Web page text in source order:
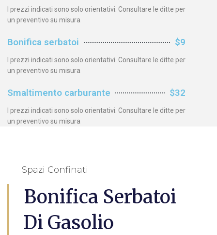
I prezzi indicati sono solo orientativi. Consultare le ditte per
un preventivo su misura
Bonifica serbatoi $9
I prezzi indicati sono solo orientativi. Consultare le ditte per
un preventivo su misura
Smaltimento carburante $32
I prezzi indicati sono solo orientativi. Consultare le ditte per
un preventivo su misura
Spazi Confinati
Bonifica Serbatoi
Di Gasolio